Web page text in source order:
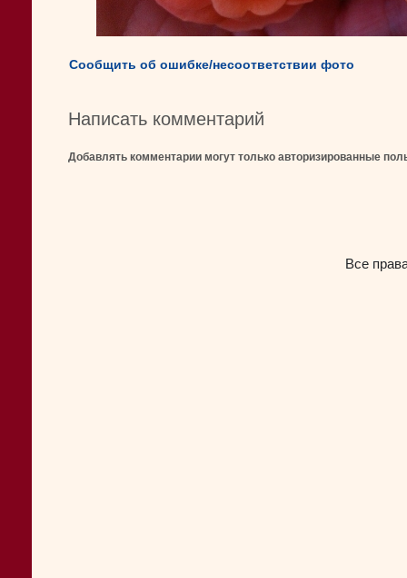
Сообщить об ошибке/несоответствии фото
Написать комментарий
Добавлять комментарии могут только авторизированные
Все